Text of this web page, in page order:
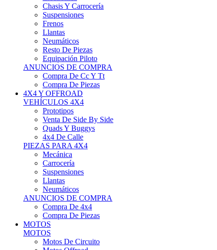
Chasis Y Carrocería
Suspensiones
Frenos
Llantas
Neumáticos
Resto De Piezas
Equipación Piloto
ANUNCIOS DE COMPRA
Compra De Cc Y Tt
Compra De Piezas
4X4 Y OFFROAD
VEHÍCULOS 4X4
Prototipos
Venta De Side By Side
Quads Y Buggys
4x4 De Calle
PIEZAS PARA 4X4
Mecánica
Carrocería
Suspensiones
Llantas
Neumáticos
ANUNCIOS DE COMPRA
Compra De 4x4
Compra De Piezas
MOTOS
MOTOS
Motos De Circuito